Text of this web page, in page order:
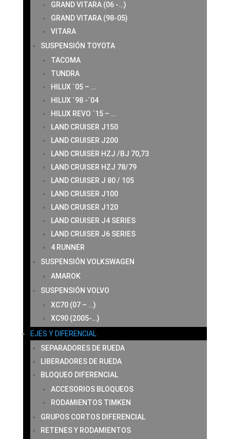
GRAND VITARA (06 -…)
GRAND VITARA (98-05)
VITARA
SUSPENSIÓN TOYOTA
TACOMA
TUNDRA
HILUX ´05 – …
HILUX ´98 -´04
HILUX REVO ´15 – …
LAND CRUISER J150
LAND CRUISER J200
LAND CRUISER HZJ /BJ 70,73
LAND CRUISER HZJ 78/79
LAND CRUISER J 80 / 105
LAND CRUISER J100
LAND CRUISER J120
LAND CRUISER J4 SERIES
LAND CRUISER J6 SERIES
4 RUNNER
SUSPENSIÓN VOLKSWAGEN
AMAROK
SUSPENSIÓN VOLVO
XC70 (07 – …)
XC90 (2005-…)
EJES Y DIFERENCIAL
SEPARADORES DE RUEDA
LIBERADORES DE RUEDA
BLOQUEO DIFERENCIAL
ACCESORIOS BLOQUEOS
RODAMIENTOS TIMKEN
GRUPOS CORTOS DIFERENCIAL
RETENES Y RODAMIENTOS